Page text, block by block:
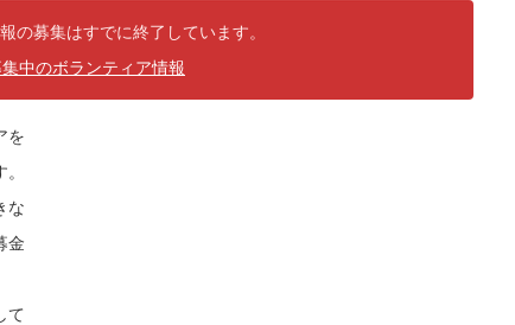
の募集はすでに終了しています。
中のボランティア情報
を
な
金
て